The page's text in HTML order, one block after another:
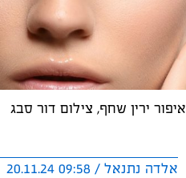
איפור ירין שחף, צילום דור סבג
אלדה נתנאל / 09:58 20.11.24